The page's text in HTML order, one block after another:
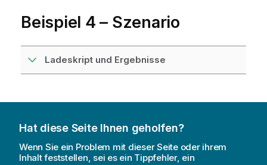
Beispiel 4 – Szenario
Ladeskript und Ergebnisse
Hat diese Seite Ihnen geholfen?
Wenn Sie ein Problem mit dieser Seite oder ihrem
Inhalt feststellen, sei es ein Tippfehler, ein